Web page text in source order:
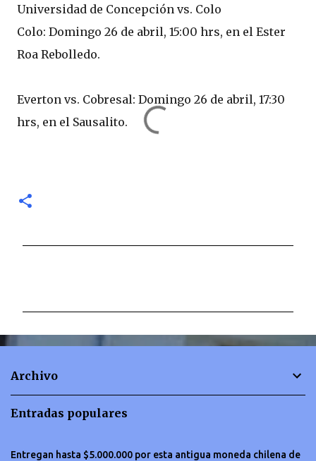
Universidad de Concepción vs. Colo
Colo: Domingo 26 de abril, 15:00 hrs, en el Ester
Roa Rebolledo.
Everton vs. Cobresal: Domingo 26 de abril, 17:30
hrs, en el Sausalito.
n
Archivo
Entradas populares
Entregan hasta $5.000.000 por esta antigua moneda chilena de